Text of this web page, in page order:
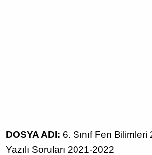
DOSYA ADI: 6. Sınıf Fen
Yazılı Soruları 2021-2022